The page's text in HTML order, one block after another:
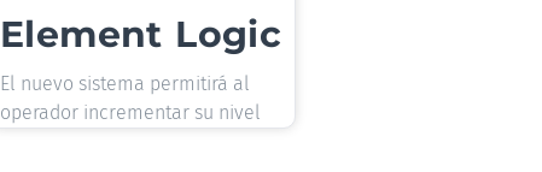
Element Logic
El nuevo sistema permitirá al
operador incrementar su nivel